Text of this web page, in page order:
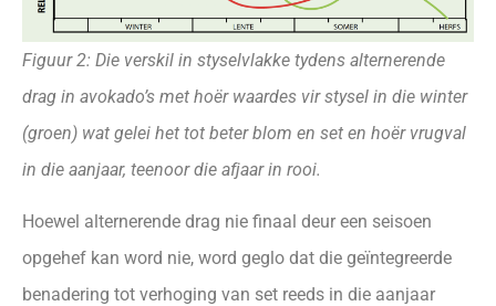
Figuur 2: Die verskil in styselvlakke tydens alternerende
drag in avokado’s met hoër waardes vir stysel in die winter
(groen) wat gelei het tot beter blom en set en hoër vrugval
in die aanjaar, teenoor die afjaar in rooi.
Hoewel alternerende drag nie finaal deur een seisoen
opgehef kan word nie, word geglo dat die geïntegreerde
benadering tot verhoging van set reeds in die aanjaar